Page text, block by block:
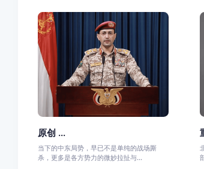
原创 ...
当下的中东局势，早已不是单纯的战场厮
杀，更多是各方势力的微妙拉扯与...